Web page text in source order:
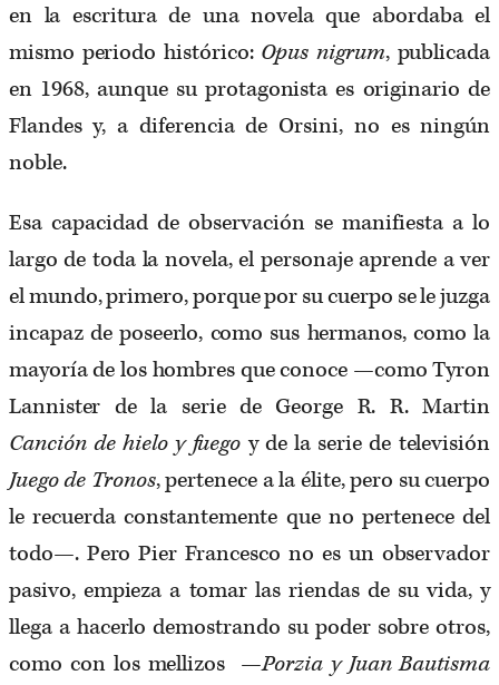
en la escritura de una novela que abordaba el
mismo periodo histórico: Opus nigrum, publicada
en 1968, aunque su protagonista es originario de
Flandes y, a diferencia de Orsini, no es ningún
noble.
Esa capacidad de observación se manifiesta a lo
largo de toda la novela, el personaje aprende a ver
el mundo, primero, porque por su cuerpo se le juzga
incapaz de poseerlo, como sus hermanos, como la
mayoría de los hombres que conoce —como Tyron
Lannister de la serie de George R. R. Martin
Canción de hielo y fuego y de la serie de televisión
Juego de Tronos, pertenece a la élite, pero su cuerpo
le recuerda constantemente que no pertenece del
todo—. Pero Pier Francesco no es un observador
pasivo, empieza a tomar las riendas de su vida, y
llega a hacerlo demostrando su poder sobre otros,
como con los mellizos —Porzia y Juan Bautisma